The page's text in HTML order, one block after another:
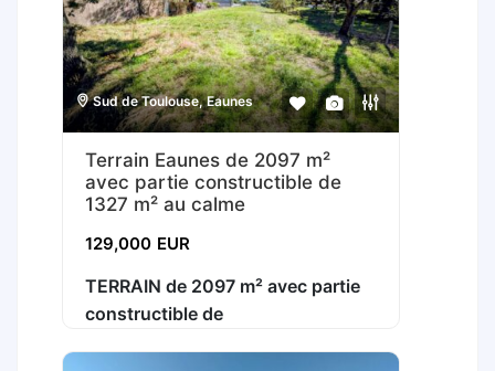
Sud de Toulouse,Eaunes
Terrain Eaunes de 2097 m²
avec partie constructible de
1327 m² au calme
129,000 EUR
TERRAIN de 2097 m² avec partie
constructible de